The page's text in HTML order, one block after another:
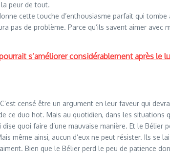
peur de tout.
cette touche d’enthousiasme parfait qui
pas de problème. Parce qu’ils savent aimer
s’améliorer considérablement après le
censé être un argument en leur faveur qui
ce duo hot. Mais au quotidien, dans les
quoi faire d’une mauvaise manière. Et le Bélier
même ainsi, aucun d’eux ne peut résister. Ils se
Bien que le Bélier perd le peu de patience